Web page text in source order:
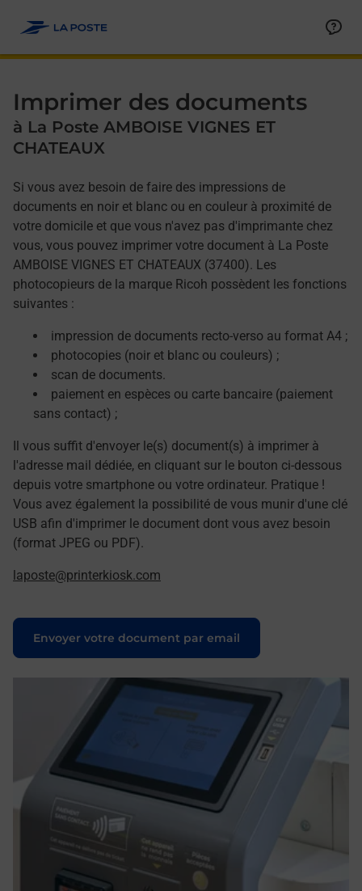
Imprimer des documents
à La Poste AMBOISE VIGNES ET
CHATEAUX
Si vous avez besoin de faire des impressions de
documents en noir et blanc ou en couleur à proximité de
votre domicile et que vous n'avez pas d'imprimante chez
vous, vous pouvez imprimer votre document à La Poste
AMBOISE VIGNES ET CHATEAUX (37400). Les
photocopieurs de la marque Ricoh possèdent les fonctions
suivantes :
impression de documents recto-verso au format A4 ;
photocopies (noir et blanc ou couleurs) ;
scan de documents.
paiement en espèces ou carte bancaire (paiement
sans contact) ;
Il vous suffit d'envoyer le(s) document(s) à imprimer à
l'adresse mail dédiée, en cliquant sur le bouton ci-dessous
depuis votre smartphone ou votre ordinateur. Pratique !
Vous avez également la possibilité de vous munir d'une clé
USB afin d'imprimer le document dont vous avez besoin
(format JPEG ou PDF).
laposte@printerkiosk.com
Envoyer votre document par email
Le lien s'ouvre dans un nouvel onglet